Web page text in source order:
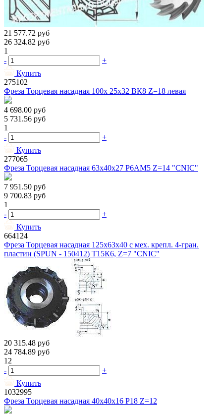
21 577.72 руб
26 324.82 руб
1
-
+
Купить
275102
Фреза Торцевая насадная 100х 25х32 ВК8 Z=18 левая
4 698.00 руб
5 731.56 руб
1
-
+
Купить
277065
Фреза Торцевая насадная 63х40х27 Р6АМ5 Z=14 "CNIC"
7 951.50 руб
9 700.83 руб
1
-
+
Купить
664124
Фреза Торцевая насадная 125х63х40 с мех. крепл. 4-гран.
пластин (SPUN - 150412) Т15К6, Z=7 "CNIC"
20 315.48 руб
24 784.89 руб
12
-
+
Купить
1032995
Фреза Торцевая насадная 40х40х16 Р18 Z=12